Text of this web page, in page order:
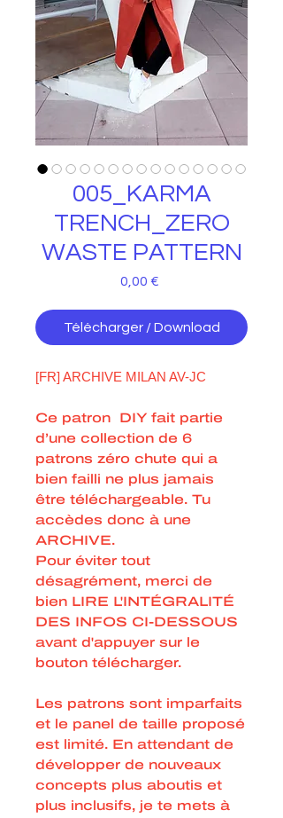
005_KARMA
TRENCH_ZERO
WASTE PATTERN
0,00 €Prix
Télécharger / Download
[FR] ARCHIVE MILAN AV-JC
Ce patron DIY fait partie
d’une collection de 6
patrons zéro chute qui a
bien failli ne plus jamais
être téléchargeable. Tu
accèdes donc à une
ARCHIVE.
Pour éviter tout
désagrément, merci de
bien LIRE L'INTÉGRALITÉ
DES INFOS CI-DESSOUS
avant d'appuyer sur le
bouton télécharger.
Les patrons sont imparfaits
et le panel de taille proposé
est limité. En attendant de
développer de nouveaux
concepts plus aboutis et
plus inclusifs, je te mets à